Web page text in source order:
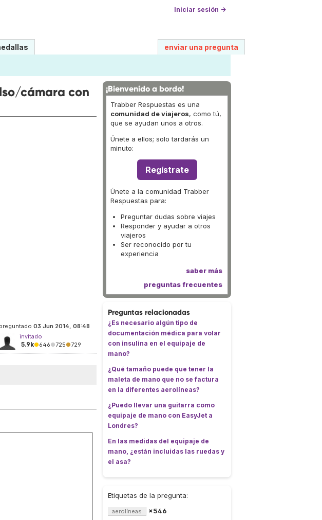
Iniciar sesión →
enviar una pregunta
cámara con
preguntado 03 Jun 2014, 08:48
invitado
5.9k●646●725●729
¡Bienvenido a bordo!
Trabber Respuestas es una
comunidad de viajeros, como tú,
que se ayudan unos a otros.
Únete a ellos; solo tardarás un
minuto:
Regístrate
Únete a la comunidad Trabber
Respuestas para:
Preguntar dudas sobre viajes
Responder y ayudar a otros
viajeros
Ser reconocido por tu
experiencia
saber más
preguntas frecuentes
Preguntas relacionadas
¿Es necesario algún tipo de
documentación médica para volar
con insulina en el equipaje de
mano?
¿Qué tamaño puede que tener la
maleta de mano que no se factura
en la diferentes aerolíneas?
¿Puedo llevar una guitarra como
equipaje de mano con EasyJet a
Londres?
En las medidas del equipaje de
mano, ¿están incluidas las ruedas y
el asa?
Etiquetas de la pregunta:
aerolíneas ×546